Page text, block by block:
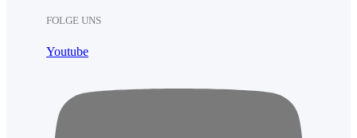
FOLGE UNS
Youtube